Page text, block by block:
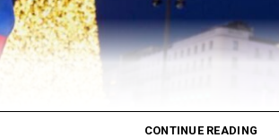
CONTINUE READING